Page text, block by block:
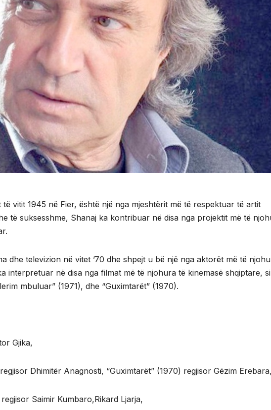
vitit 1945 në Fier, është një nga mjeshtërit më të respektuar të artit
të suksesshme, Shanaj ka kontribuar në disa nga projektit më të
dhe televizion në vitet ’70 dhe shpejt u bë një nga aktorët më të
interpretuar në disa nga filmat më të njohura të kinemasë shqiptare, si
mbuluar” (1971), dhe “Guximtarët” (1970).
Gjika,
Dhimitër Anagnosti, “Guximtarët” (1970) regjisor Gëzim Erebara,
Saimir Kumbaro,Rikard Ljarja,